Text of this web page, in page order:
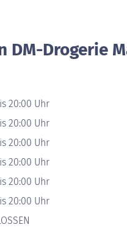
DM-Drogerie
20:00 Uhr
20:00 Uhr
20:00 Uhr
20:00 Uhr
20:00 Uhr
20:00 Uhr